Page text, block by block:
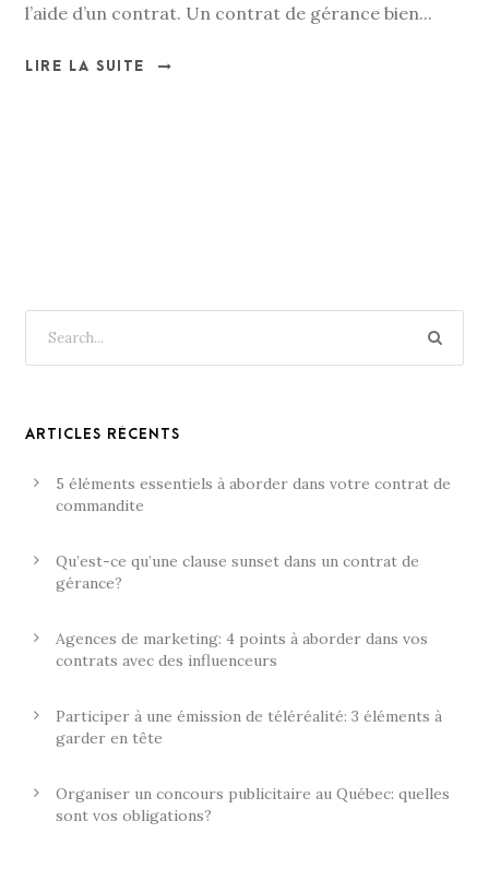
l’aide d’un contrat. Un contrat de gérance bien...
LIRE LA SUITE
ARTICLES RÉCENTS
5 éléments essentiels à aborder dans votre contrat de
commandite
Qu’est-ce qu’une clause sunset dans un contrat de
gérance?
Agences de marketing: 4 points à aborder dans vos
contrats avec des influenceurs
Participer à une émission de téléréalité: 3 éléments à
garder en tête
Organiser un concours publicitaire au Québec: quelles
sont vos obligations?